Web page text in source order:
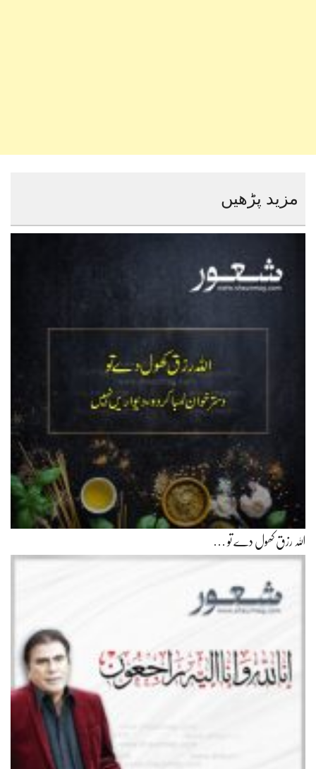
مزید پڑھیں
اللہ رزق کھول دے تو …